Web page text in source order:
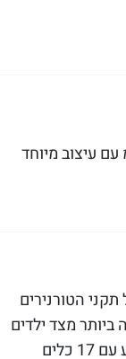
כלים עם גובה מלך 95 מ"מ עם עיצוב מיוחד
הטורנירים
ביותר מצד ילדים
ושחקני שחמט. כל סט של כלי שחמט מגיע עם 17 כלים